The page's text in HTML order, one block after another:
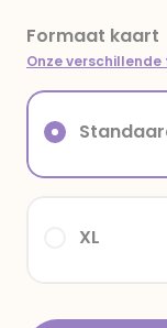
Formaat kaart
Onze
XL